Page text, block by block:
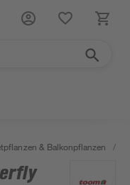
& Balkonpflanzen /